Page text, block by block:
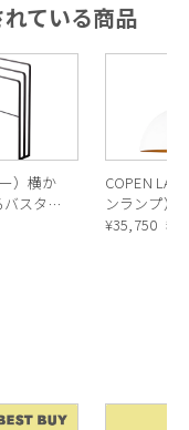
ている商品
）横か
スタオ
COPEN
ンランプ）
¥35,750 税